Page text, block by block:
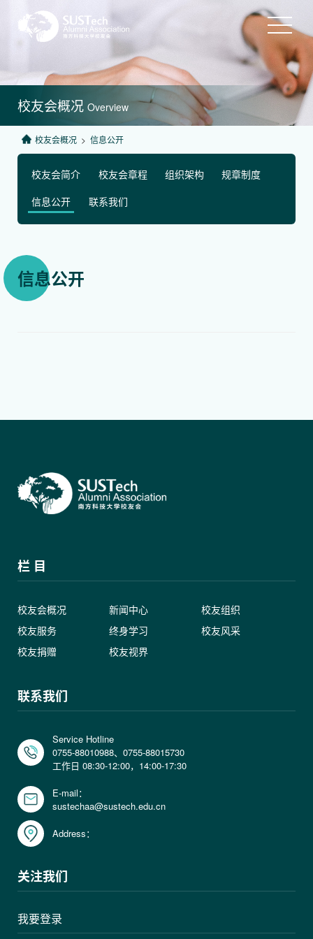
校友会概况 Overview
校友会概况> 信息公开
校友会简介 校友会章程 组织架构
规章制度
信息公开
联系我们
信息公开
栏 目
校友会概况 新闻中心
校友组织
校友服务
终身学习
校友风采
校友捐赠
校友视界
联系我们
Service Hotline
0755-88010988、0755-88015730
工作日 08:30-12:00，14:00-17:30
E-mail：
sustechaa@sustech.edu.cn
Address：
关注我们
我要登录